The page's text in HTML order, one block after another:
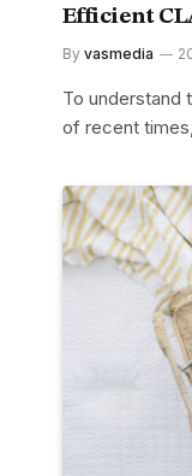
Efficient
By vasmedia
To understand
of recent